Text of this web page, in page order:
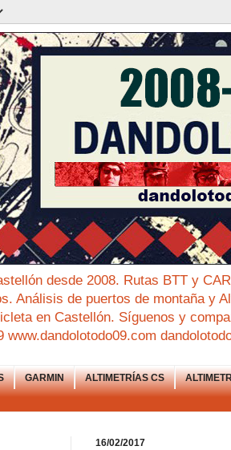
desde 2008. Rutas BTT y
Análisis de puertos de montaña y
en Castellón. Síguenos y
www.dandolotodo09.com
GARMIN ALTIMETRÍAS CS
16/02/2017